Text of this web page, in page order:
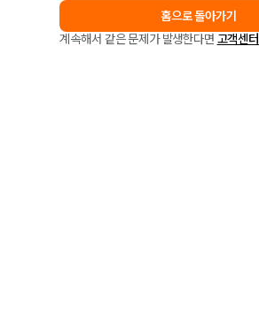
홈으로 돌아가기
계속해서 같은 문제가 발생한다면 고객센터